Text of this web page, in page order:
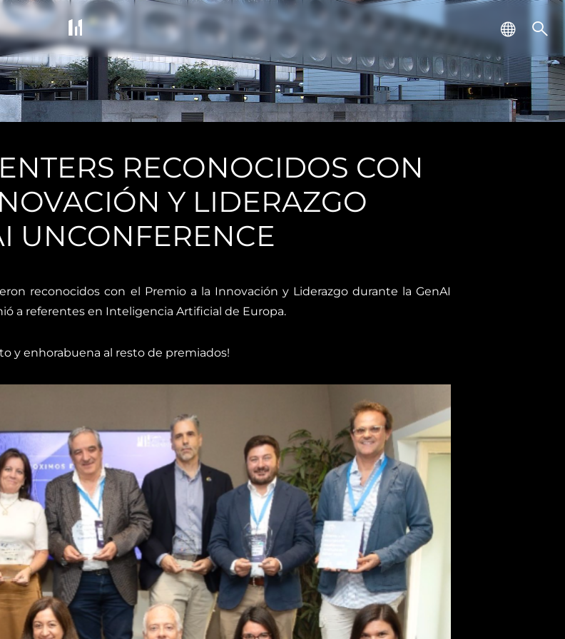
RECONOCIDOS CON
Y LIDERAZGO
UNCONFERENCE
reconocidos con el Premio a la Innovación y Liderazgo durante la GenAI
a referentes en Inteligencia Artificial de Europa.
y enhorabuena al resto de premiados!